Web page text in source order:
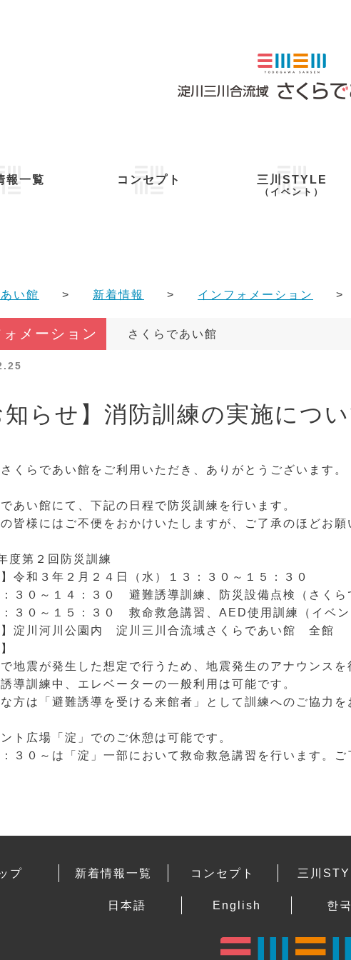
報一覧 コンセプト 三川STYLE
（イベント）
い館 新着情報 インフォメーション
ォメーション さくらであい館
知らせ】消防訓練の実施につい
くらであい館をご利用いただき、ありがとうございます。
あい館にて、下記の日程で防災訓練を行います。
皆様にはご不便をおかけいたしますが、ご了承のほどお願
度第２回防災訓練
令和３年２月２４日（水）１３：３０～１５：３０
３０～１４：３０ 避難誘導訓練、防災設備点検（さくら
３０～１５：３０ 救命救急講習、AED使用訓練（イベン
淀川河川公園内 淀川三川合流域さくらであい館 全館
地震が発生した想定で行うため、地震発生のアナウンスを
導訓練中、エレベーターの一般利用は可能です。
方は「避難誘導を受ける来館者」として訓練へのご協力を
ト広場「淀」でのご休憩は可能です。
３０～は「淀」一部において救命救急講習を行います。ご
プ 新着情報一覧 コンセプト 三川
日本語 English 한